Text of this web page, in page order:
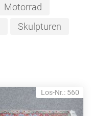
Motorrad
Skulpturen
Los-Nr.: 560